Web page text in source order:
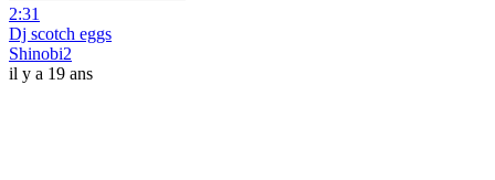
2:31
Dj scotch eggs
Shinobi2
il y a 19 ans